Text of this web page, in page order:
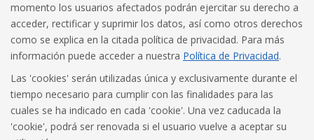
momento los usuarios afectados podrán ejercitar su derecho a
acceder, rectificar y suprimir los datos, así como otros derechos
como se explica en la citada política de privacidad. Para más
información puede acceder a nuestra Política de Privacidad.
Las 'cookies' serán utilizadas única y exclusivamente durante el
tiempo necesario para cumplir con las finalidades para las
cuales se ha indicado en cada 'cookie'. Una vez caducada la
'cookie', podrá ser renovada si el usuario vuelve a aceptar su